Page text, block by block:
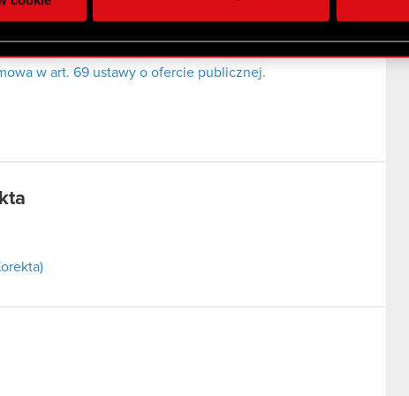
uzyskanymi podczas korzystania z ich usług. Kontynuując
plików cookie.
w art. 69 ustawy o ofercie publicznej.